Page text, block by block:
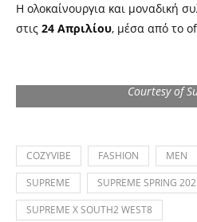
Η ολοκαίνουργια και μοναδική
στις 24 Απριλίου, μέσα από το
Courtesy of
COZYVIBE FASHION MEN
SUPREME
SUPREME SPRING
SUPREME X SOUTH2 WEST8